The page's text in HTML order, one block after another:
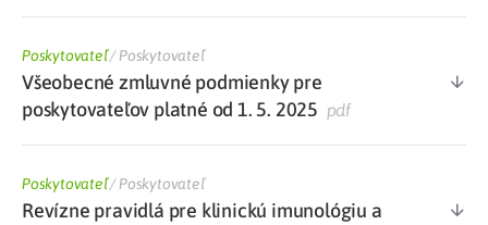
Poskytovateľ/Poskytovateľ
Všeobecné zmluvné podmienky pre
poskytovateľov platné od 1. 5. 2025 pdf
Poskytovateľ/Poskytovateľ
Revízne pravidlá pre klinickú imunológiu a